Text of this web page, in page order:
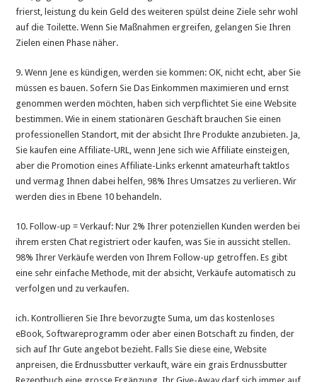
frierst, leistung du kein Geld des weiteren spülst deine Ziele sehr wohl
auf die Toilette. Wenn Sie Maßnahmen ergreifen, gelangen Sie Ihren
Zielen einen Phase näher.
9. Wenn Jene es kündigen, werden sie kommen: OK, nicht echt, aber Sie
müssen es bauen. Sofern Sie Das Einkommen maximieren und ernst
genommen werden möchten, haben sich verpflichtet Sie eine Website
bestimmen. Wie in einem stationären Geschäft brauchen Sie einen
professionellen Standort, mit der absicht Ihre Produkte anzubieten. Ja,
Sie kaufen eine Affiliate-URL, wenn Jene sich wie Affiliate einsteigen,
aber die Promotion eines Affiliate-Links erkennt amateurhaft taktlos
und vermag Ihnen dabei helfen, 98% Ihres Umsatzes zu verlieren. Wir
werden dies in Ebene 10 behandeln.
10. Follow-up = Verkauf: Nur 2% Ihrer potenziellen Kunden werden bei
ihrem ersten Chat registriert oder kaufen, was Sie in aussicht stellen.
98% Ihrer Verkäufe werden von Ihrem Follow-up getroffen. Es gibt
eine sehr einfache Methode, mit der absicht, Verkäufe automatisch zu
verfolgen und zu verkaufen.
ich. Kontrollieren Sie Ihre bevorzugte Suma, um das kostenloses
eBook, Softwareprogramm oder aber einen Botschaft zu finden, der
sich auf Ihr Gute angebot bezieht. Falls Sie diese eine, Website
anpreisen, die Erdnussbutter verkauft, wäre ein grais Erdnussbutter